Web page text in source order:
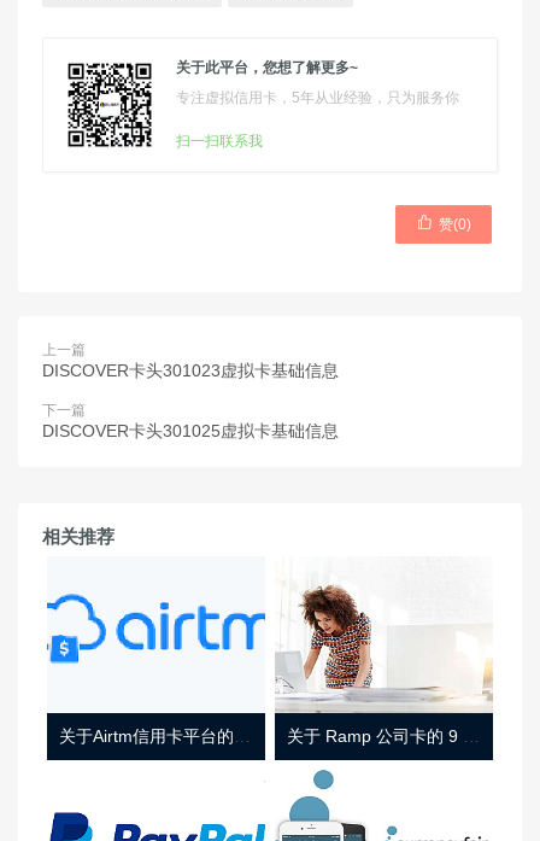
关于此平台，您想了解更多~
专注虚拟信用卡，5年从业经验，只为服务你
扫一扫联系我
 赞(0)
上一篇
DISCOVER卡头301023虚拟卡基础信息
下一篇
DISCOVER卡头301025虚拟卡基础信息
相关推荐